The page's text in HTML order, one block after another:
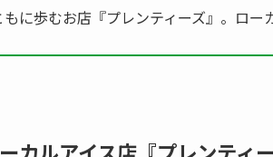
に歩むお店『プレンティーズ』。ロー